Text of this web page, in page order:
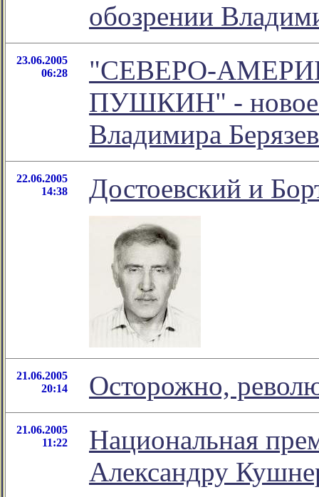
обозрении
23.06.2005
06:28
"СЕВЕРО-
ПУШКИН" - новое
Владимира
22.06.2005
14:38
Достоевский и
21.06.2005
20:14
Осторожно,
21.06.2005
11:22
Национальная
Александру